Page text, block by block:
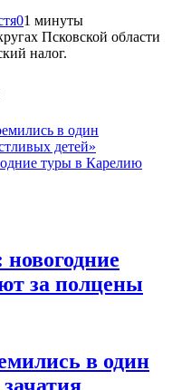
01 минуты
Псковской области
налог.
в один
детей»
туры в Карелию
за полцены
в один